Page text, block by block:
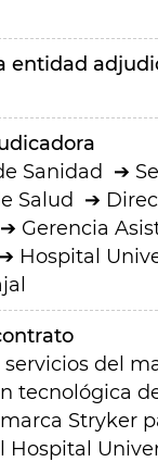
entidad
Sanidad
Salud
Gerencia
Hospital
servicios del
tecnológica
Stryker
Hospital